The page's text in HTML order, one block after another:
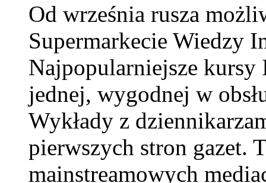
Od września rusza
Supermarkecie Wiedzy
Najpopularniejsze kursy
jednej, wygodnej w
Wykłady z
pierwszych stron gazet.
mainstreamowych